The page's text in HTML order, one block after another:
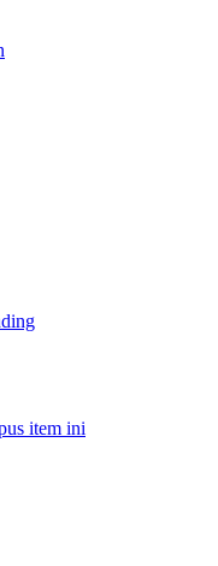
item ini